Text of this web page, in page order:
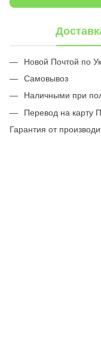
Новой Почтой по
Самовывоз
Наличными при
Перевод на карту
Гарантия от